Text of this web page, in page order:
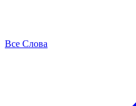
Все Слова